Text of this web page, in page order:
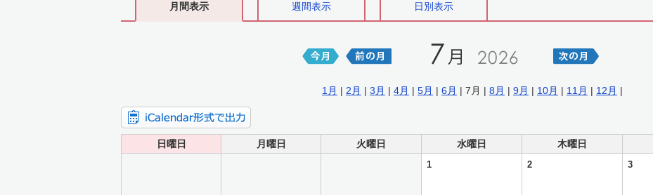
月間表示 週間表示 日別表示
1月 | 2月 | 3月 | 4月 | 5月 | 6月 | 7月 | 8月 | 9月 | 10月 | 11月 | 12月 |
日曜日 月曜日 火曜日 水曜日 木曜日
1 2 3